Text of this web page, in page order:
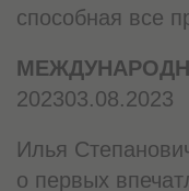
способная все
202303.08.2023
Илья
о первых